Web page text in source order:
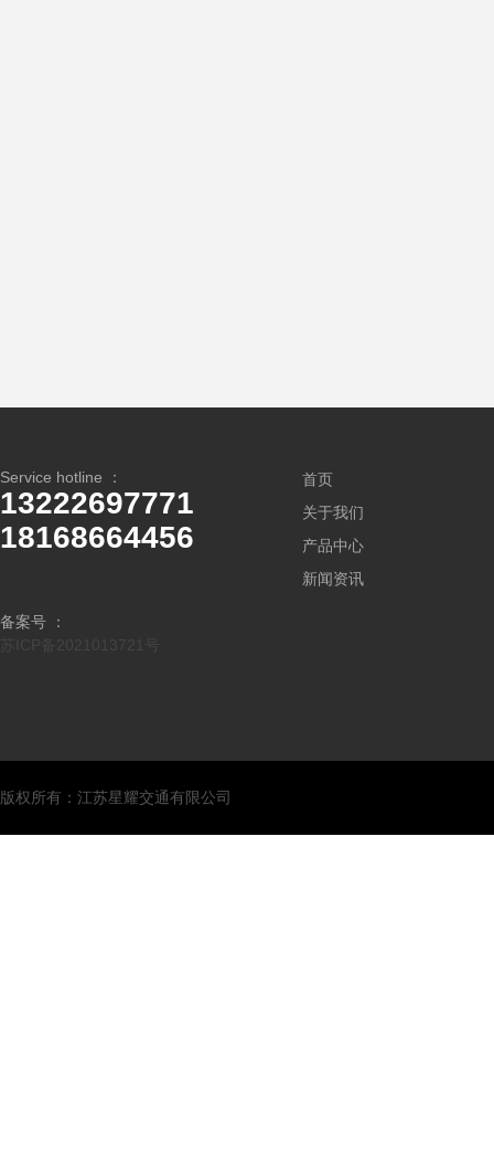
Service hotline ：
13222697771
18168664456
备案号 ：
首页
关于我们
产品中心
新闻资讯
版权所有：江苏星耀交通有限公司